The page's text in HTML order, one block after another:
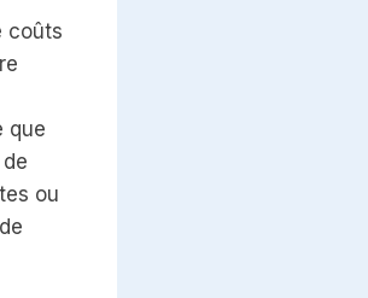
coûts
que
ou